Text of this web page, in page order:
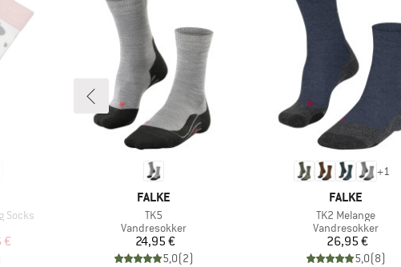
Socks
€
MÆRKE
FALKE
Artikel
TK5
Produktgruppe
Vandresokker
Pris
24,95 €
5,0(2)
+1
MÆRKE
FALKE
Artikel
TK2 Melange
Produktgruppe
Vandresokker
Pris
26,95 €
5,0(8)